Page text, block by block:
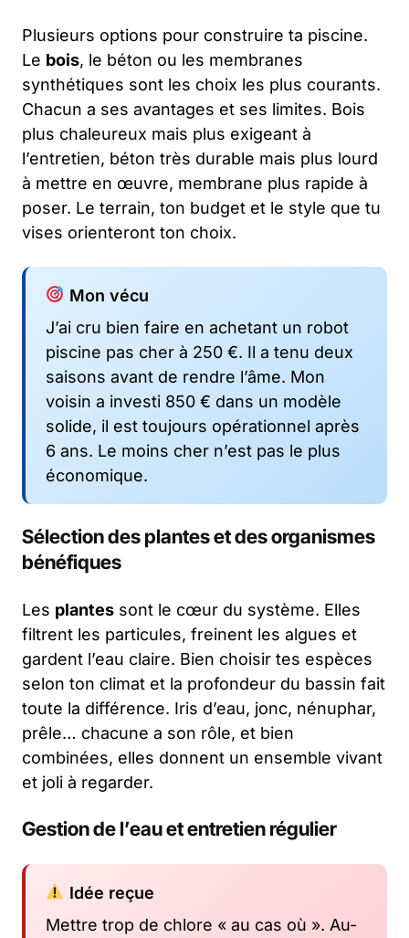
Plusieurs options pour construire ta piscine.
Le bois, le béton ou les membranes
synthétiques sont les choix les plus courants.
Chacun a ses avantages et ses limites. Bois
plus chaleureux mais plus exigeant à
l’entretien, béton très durable mais plus lourd
à mettre en œuvre, membrane plus rapide à
poser. Le terrain, ton budget et le style que tu
vises orienteront ton choix.
Mon vécu
J’ai cru bien faire en achetant un robot
piscine pas cher à 250 €. Il a tenu deux
saisons avant de rendre l’âme. Mon
voisin a investi 850 € dans un modèle
solide, il est toujours opérationnel après
6 ans. Le moins cher n’est pas le plus
économique.
Sélection des plantes et des organismes
bénéfiques
Les plantes sont le cœur du système. Elles
filtrent les particules, freinent les algues et
gardent l’eau claire. Bien choisir tes espèces
selon ton climat et la profondeur du bassin fait
toute la différence. Iris d’eau, jonc, nénuphar,
prêle… chacune a son rôle, et bien
combinées, elles donnent un ensemble vivant
et joli à regarder.
Gestion de l’eau et entretien régulier
Idée reçue
Mettre trop de chlore « au cas où ». Au-